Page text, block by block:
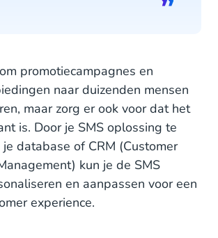
promotiecampagnes en
naar duizenden mensen
maar zorg er ook voor dat het
is. Door je SMS oplossing te
database of CRM (Customer
kun je de SMS
en aanpassen voor een
experience.